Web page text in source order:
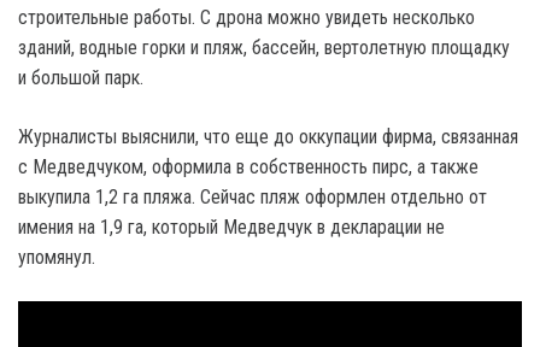
строительные работы. С дрона можно увидеть несколько
зданий, водные горки и пляж, бассейн, вертолетную площадку
и большой парк.
Журналисты выяснили, что еще до оккупации фирма, связанная
с Медведчуком, оформила в собственность пирс, а также
выкупила 1,2 га пляжа. Сейчас пляж оформлен отдельно от
имения на 1,9 га, который Медведчук в декларации не
упомянул.